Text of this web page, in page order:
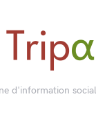
d'information